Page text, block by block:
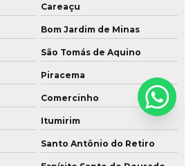
Careaçu
Bom Jardim de Minas
São Tomás de Aquino
Piracema
Comercinho
Itumirim
Santo Antônio do Retiro